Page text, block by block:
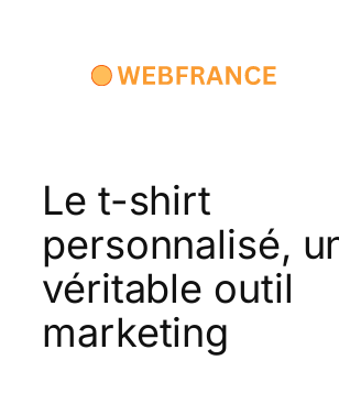
Le t-shirt
personnalisé,
véritable outil
marketing